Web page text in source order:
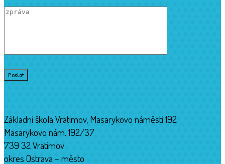
Základní škola Vratimov, Masarykovo náměstí 192
Masarykovo nám. 192/37
739 32 Vratimov
okres Ostrava – město